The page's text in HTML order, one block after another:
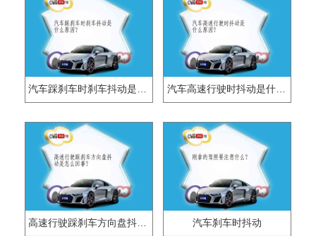
汽车踩刹车时刹车抖动是什么原因？ 汽车高速行驶时抖动是什么原因？
高速行驶踩刹车方向盘抖动是怎么回事？ 汽车刹车时抖动